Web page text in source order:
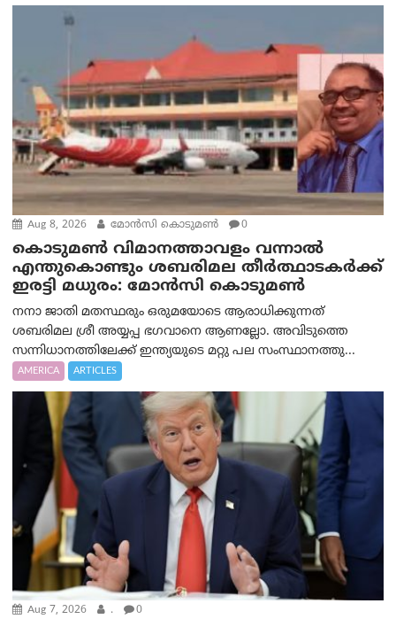
Aug 8, 2026 മോൻസി കൊടുമൺ 0
കൊടുമൺ വിമാനത്താവളം വന്നാൽ
എന്തുകൊണ്ടും ശബരിമല തീർത്ഥാടകർക്ക്
ഇരട്ടി മധുരം: മോൻസി കൊടുമൺ
നനാ ജാതി മതസ്ഥരും ഒരുമയോടെ ആരാധിക്കുന്നത്
ശബരിമല ശ്രീ അയ്യപ്പ ഭഗവാനെ ആണല്ലോ. അവിടുത്തെ
സന്നിധാനത്തിലേക്ക് ഇന്ത്യയുടെ മറ്റു പല സംസ്ഥാനത്തു...
AMERICA ARTICLES
Aug 7, 2026 . 0